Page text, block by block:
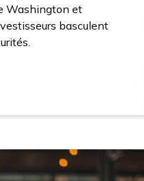
Washington et
basculent